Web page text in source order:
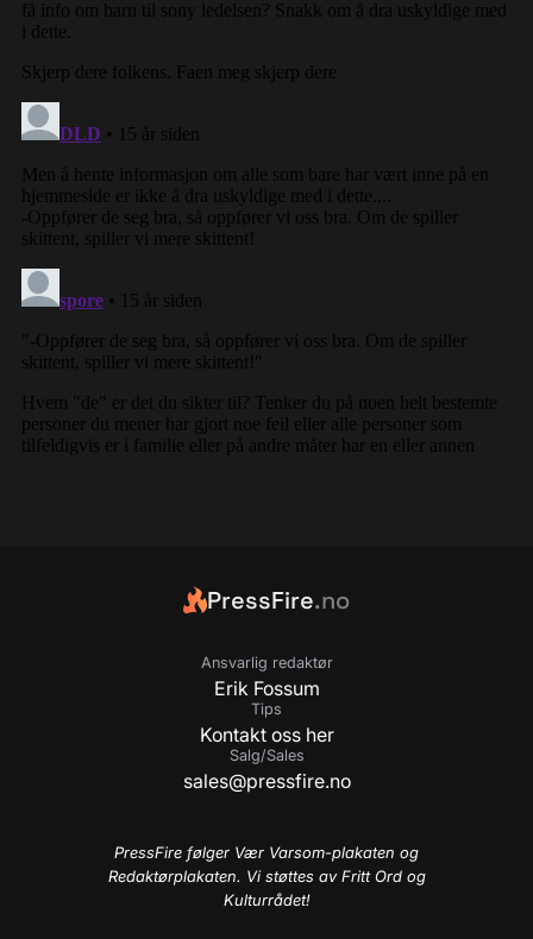
PressFire.no
Ansvarlig redaktør
Erik Fossum
Tips
Kontakt oss her
Salg/Sales
sales@pressfire.no
PressFire følger Vær Varsom-plakaten og
Redaktørplakaten. Vi støttes av Fritt Ord og
Kulturrådet!